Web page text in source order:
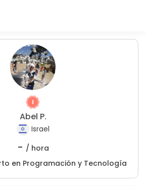
Abel P.
Israel
- / hora
en Programación y Tecnología